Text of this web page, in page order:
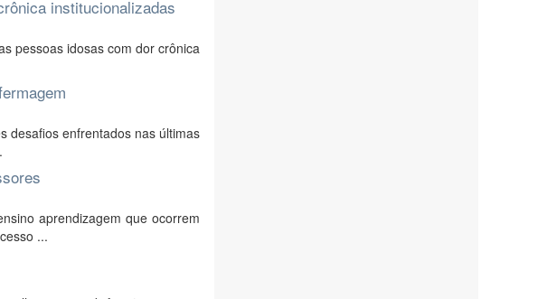
institucionalizadas
pessoas idosas com dor crônica
desafios enfrentados nas últimas
aprendizagem que ocorrem
...